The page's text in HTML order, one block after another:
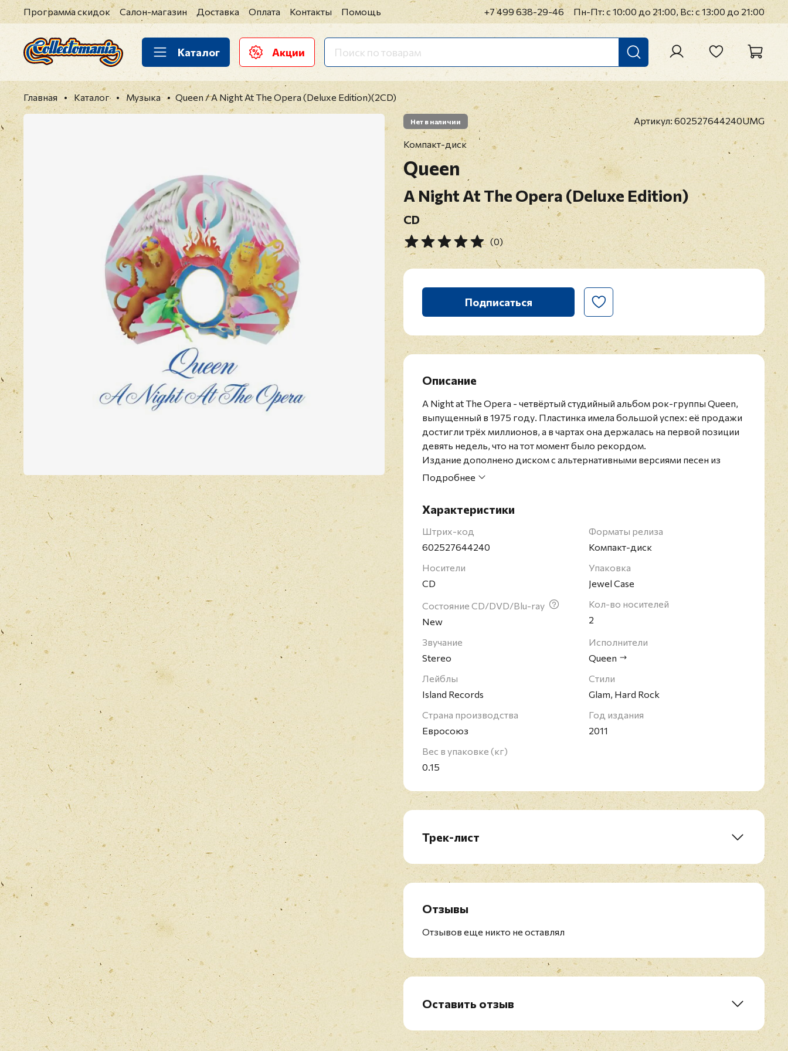
Программа скидок Салон-магазин Доставка Оплата Контакты Помощь +7 499 638-29-46 Пн-Пт: с 10:00 до 21:00, Вс: с 13:00 до 21:00
Каталог Акции
Главная Каталог Музыка Queen / A Night At The Opera (Deluxe Edition)(2CD)
Нет в наличии Артикул: 602527644240UMG
Компакт-диск
Queen
A Night At The Opera (Deluxe Edition)
CD
(0)
Подписаться
Описание
A Night at The Opera - четвёртый студийный альбом рок-группы Queen,
выпущенный в 1975 году. Пластинка имела большой успех: её продажи
достигли трёх миллионов, а в чартах она держалась на первой позиции
девять недель, что на тот момент было рекордом.
Издание дополнено диском с альтернативными версиями песен из
альбома.
называют самым успешным в истории рок-музыки. 18 альбомов группы
занимали первые места чартов во многих странах, а их концертные
выступления называют самыми яркими и значимыми за всю историю
фронтмена Фредди Меркьюри в 1991 году.
Подробнее
Характеристики
Штрих-код
602527644240
Форматы релиза
Компакт-диск
Носители
CD
Упаковка
Jewel Case
Состояние CD/DVD/Blu-ray
New
Кол-во носителей
2
Звучание
Stereo
Исполнители
Queen
Лейблы
Island Records
Стили
Glam, Hard Rock
Страна производства
Евросоюз
Год издания
2011
Вес в упаковке (кг)
0.15
Трек-лист
1. Death On Two Legs (Dedicated To....)
2. Lazing On A Sunday Afternoon
4. You're My Best Friend
5. '39
7. Seaside Rendezvous
8. The Prophet's Song
10. Good Company
11. Bohemian Rhapsody
CD2:
Отзывы
Отзывов еще никто не оставлял
Оставить отзыв